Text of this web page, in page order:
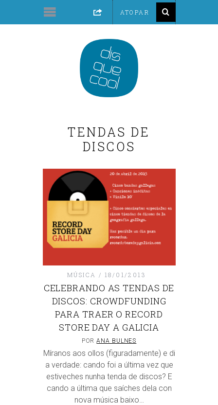
TENDAS DE
DISCOS
MÚSICA 18/01/2013
CELEBRANDO AS TENDAS DE
DISCOS: CROWDFUNDING
PARA TRAER O RECORD
STORE DAY A GALICIA
PORANA BULNES
Míranos aos ollos (figuradamente) e di
a verdade: cando foi a última vez que
estiveches nunha tenda de discos? E
cando a última que saíches dela con
nova música baixo…